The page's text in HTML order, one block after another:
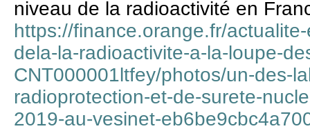
niveau de la radioactivité en
https://finance.orange.fr/
dela-la-radioactivite-a-la-loupe-
CNT000001ltfey/photos/un-des-
radioprotection-et-de-surete-
2019-au-vesinet-